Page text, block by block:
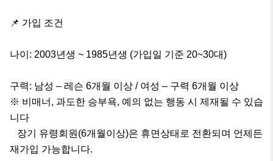
📌 가입 조건
나이: 2003년생 ~ 1985년생 (가입일 기준 20~30대)
구력: 남성 – 레슨 6개월 이상 / 여성 – 구력 6개월 이상
※ 비매너, 과도한 승부욕, 예의 없는 행동 시 제재될 수 있습
니다
재가입 가능합니다.